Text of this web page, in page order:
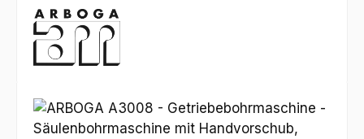
Bildergalerie überspringen